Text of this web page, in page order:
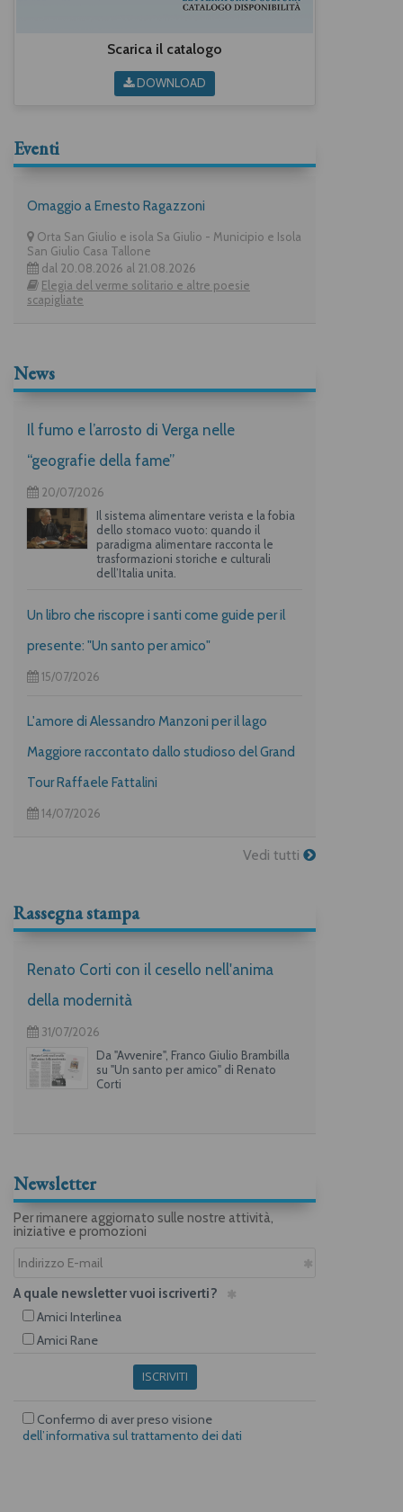
Scarica il catalogo
DOWNLOAD
Eventi
Omaggio a Ernesto Ragazzoni
Orta San Giulio e isola Sa Giulio - Municipio e Isola
San Giulio Casa Tallone
dal 20.08.2026 al 21.08.2026
Elegia del verme solitario e altre poesie
scapigliate
News
Il fumo e l’arrosto di Verga nelle
“geografie della fame”
20/07/2026
Il sistema alimentare verista e la fobia
dello stomaco vuoto: quando il
paradigma alimentare racconta le
trasformazioni storiche e culturali
dell’Italia unita.
Un libro che riscopre i santi come guide per il
presente: "Un santo per amico"
15/07/2026
L'amore di Alessandro Manzoni per il lago
Maggiore raccontato dallo studioso del Grand
Tour Raffaele Fattalini
14/07/2026
Vedi tutti
Rassegna stampa
Renato Corti con il cesello nell'anima
della modernità
31/07/2026
Da "Avvenire", Franco Giulio Brambilla
su "Un santo per amico" di Renato
Corti
Newsletter
Per rimanere aggiornato sulle nostre attività,
iniziative e promozioni
A quale newsletter vuoi iscriverti?
Amici Interlinea
Amici Rane
ISCRIVITI
Confermo di aver preso visione
dell’informativa sul trattamento dei dati